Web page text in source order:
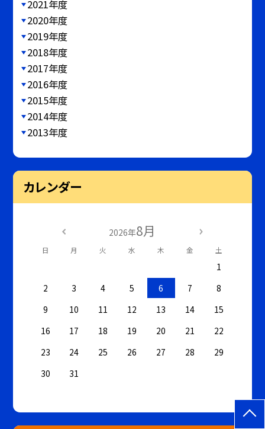
2021年度
2020年度
2019年度
2018年度
2017年度
2016年度
2015年度
2014年度
2013年度
カレンダー
2026年8月
日 月 火 水 木 金 土
1
2
3 4 5 6 7
8
9
10 11 12 13 14
15
16
17 18 19 20 21
22
23
24 25 26 27 28
29
30
31